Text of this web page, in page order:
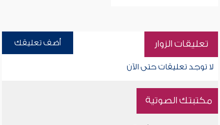
تعليقات الزوار أضف تعليقك
لا توجد تعليقات حتى الآن
مكتبتك الصوتية